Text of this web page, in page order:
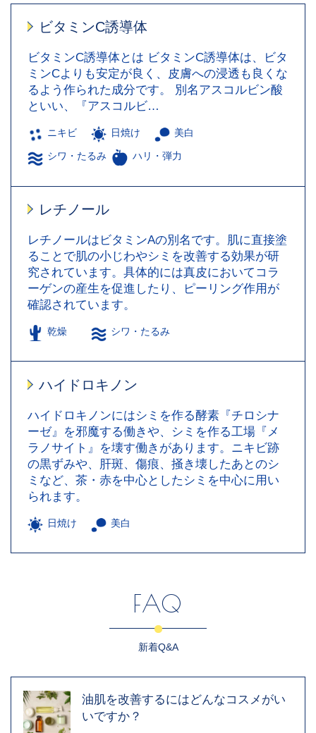
ビタミンC誘導体
ビタミンC誘導体とは ビタミンC誘導体は、ビタ
ミンCよりも安定が良く、皮膚への浸透も良くな
るよう作られた成分です。 別名アスコルビン酸
といい、『アスコルビ…
ニキビ 日焼け 美白
シワ・たるみ ハリ・弾力
レチノール
レチノールはビタミンAの別名です。肌に直接塗
ることで肌の小じわやシミを改善する効果が研
究されています。具体的には真皮においてコラ
ーゲンの産生を促進したり、ピーリング作用が
確認されています。
乾燥 シワ・たるみ
ハイドロキノン
ハイドロキノンにはシミを作る酵素『チロシナ
ーゼ』を邪魔する働きや、シミを作る工場『メ
ラノサイト』を壊す働きがあります。ニキビ跡
の黒ずみや、肝斑、傷痕、掻き壊したあとのシ
ミなど、茶・赤を中心としたシミを中心に用い
られます。
日焼け 美白
FAQ
新着Q&A
油肌を改善するにはどんなコスメがい
いですか？